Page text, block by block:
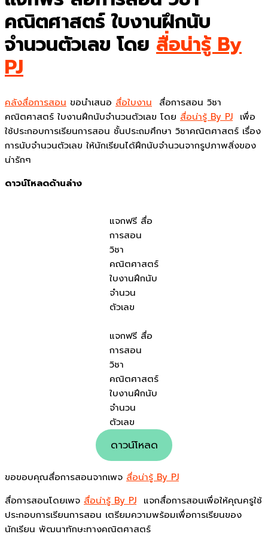
คณิตศาสตร์ ใบงานฝึกนับ
จำนวนตัวเลข โดย สื่อน่ารู้ By
PJ
คลังสื่อการสอน ขอนำเสนอ สื่อใบงาน สื่อการสอน วิชา
คณิตศาสตร์ ใบงานฝึกนับจำนวนตัวเลข โดย สื่อน่ารู้ By PJ เพื่อ
ใช้ประกอบการเรียนการสอน ชั้นประถมศึกษา วิชาคณิตศาสตร์ เรื่อง
การนับจำนวนตัวเลข ให้นักเรียนได้ฝึกนับจำนวนจากรูปภาพสิ่งของ
น่ารักๆ
ดาวน์โหลดด้านล่าง
แจกฟรี สื่อ
การสอน
วิชา
คณิตศาสตร์
ใบงานฝึกนับ
จำนวน
ตัวเลข
แจกฟรี สื่อ
การสอน
วิชา
คณิตศาสตร์
ใบงานฝึกนับ
จำนวน
ตัวเลข
ดาวน์โหลด
ขอขอบคุณสื่อการสอนจากเพจ สื่อน่ารู้ By PJ
สื่อการสอนโดยเพจ สื่อน่ารู้ By PJ แจกสื่อการสอนเพื่อให้คุณครูใช้
ประกอบการเรียนการสอน เตรียมความพร้อมเพื่อการเรียนของ
นักเรียน พัฒนาทักษะทางคณิตศาสตร์